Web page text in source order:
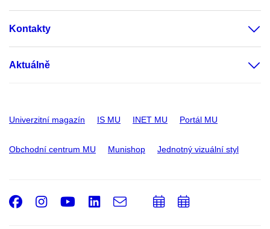
Kontakty
Aktuálně
Univerzitní magazín IS MU INET MU Portál MU
Obchodní centrum MU Munishop Jednotný vizuální styl
Facebook
Instagram
Youtube
LinkedIn
e-
PřidatPřidat